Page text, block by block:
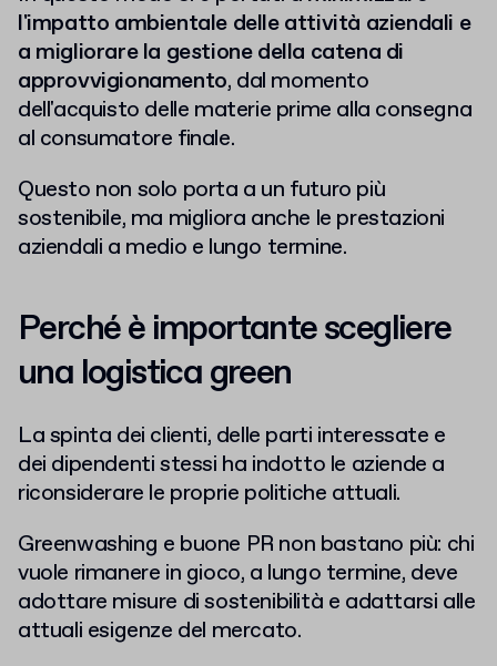
l'impatto ambientale delle attività aziendali e
a migliorare la gestione della catena di
approvvigionamento, dal momento
dell'acquisto delle materie prime alla consegna
al consumatore finale.
Questo non solo porta a un futuro più
sostenibile, ma migliora anche le prestazioni
aziendali a medio e lungo termine.
Perché è importante scegliere
una logistica green
La spinta dei clienti, delle parti interessate e
dei dipendenti stessi ha indotto le aziende a
riconsiderare le proprie politiche attuali.
Greenwashing e buone PR non bastano più: chi
vuole rimanere in gioco, a lungo termine, deve
adottare misure di sostenibilità e adattarsi alle
attuali esigenze del mercato.